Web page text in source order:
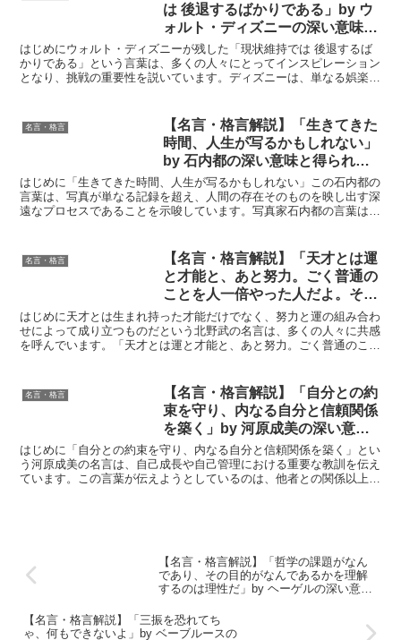
は 後退するばかりである」by ウ
ォルト・ディズニーの深い意味と
得られる教訓
はじめにウォルト・ディズニーが残した「現状維持では 後退するば
かりである」という言葉は、多くの人々にとってインスピレーション
となり、挑戦の重要性を説いています。ディズニーは、単なる娯楽産
名言・格言
【名言・格言解説】「生きてきた
時間、人生が写るかもしれない」
by 石内都の深い意味と得られる
教訓
はじめに「生きてきた時間、人生が写るかもしれない」この石内都の
言葉は、写真が単なる記録を超え、人間の存在そのものを映し出す深
遠なプロセスであることを示唆しています。写真家石内都の言葉は、
名言・格言
【名言・格言解説】「天才とは運
と才能と、あと努力。ごく普通の
ことを人一倍やった人だよ。そし
て運は必要だよ。」by 北野武の
深い意味と得られる教訓
はじめに天才とは生まれ持った才能だけでなく、努力と運の組み合わ
せによって成り立つものだという北野武の名言は、多くの人々に共感
を呼んでいます。「天才とは運と才能と、あと努力。ごく普通のこと
名言・格言
【名言・格言解説】「自分との約
束を守り、内なる自分と信頼関係
を築く」by 河原成美の深い意味
と得られる教訓
はじめに「自分との約束を守り、内なる自分と信頼関係を築く」とい
う河原成美の名言は、自己成長や自己管理における重要な教訓を伝え
ています。この言葉が伝えようとしているのは、他者との関係以上
【名言・格言解説】「哲学の課題がなん
であり、その目的がなんであるかを理解
するのは理性だ」by ヘーゲルの深い意味
【名言・格言解説】「三振を恐れてち
ゃ、何もできないよ」by ベーブルースの